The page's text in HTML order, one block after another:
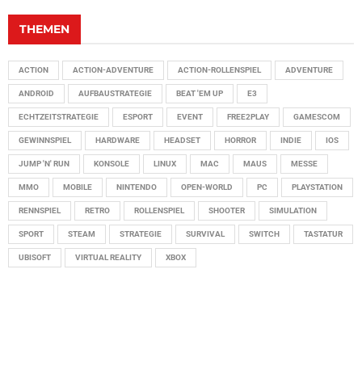
THEMEN
ACTION ACTION-ADVENTURE ACTION-ROLLENSPIEL ADVENTURE
ANDROID AUFBAUSTRATEGIE BEAT 'EM UP E3
ECHTZEITSTRATEGIE ESPORT EVENT FREE2PLAY GAMESCOM
GEWINNSPIEL HARDWARE HEADSET HORROR INDIE IOS
JUMP 'N' RUN KONSOLE LINUX MAC MAUS MESSE
MMO MOBILE NINTENDO OPEN-WORLD PC PLAYSTATION
RENNSPIEL RETRO ROLLENSPIEL SHOOTER SIMULATION
SPORT STEAM STRATEGIE SURVIVAL SWITCH TASTATUR
UBISOFT VIRTUAL REALITY XBOX